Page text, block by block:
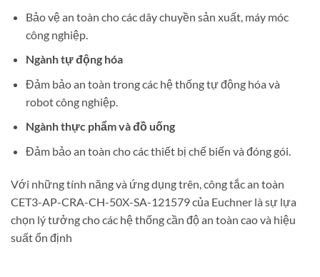
Bảo vệ an toàn cho các dây chuyền sản xuất, máy móc
công nghiệp.
Ngành tự động hóa
Đảm bảo an toàn trong các hệ thống tự động hóa và
robot công nghiệp.
Ngành thực phẩm và đồ uống
Đảm bảo an toàn cho các thiết bị chế biến và đóng gói.
Với những tính năng và ứng dụng trên, công tắc an toàn
CET3-AP-CRA-CH-50X-SA-121579 của Euchner là sự lựa
chọn lý tưởng cho các hệ thống cần độ an toàn cao và hiệu
suất ổn định